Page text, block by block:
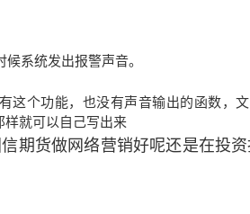
系统发出报警声音。
这个功能，也没有声音输出的函数，
样就可以自己写出来
期货做网络营销好呢还是在投